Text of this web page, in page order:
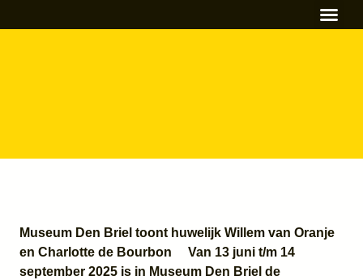
Museum Den Briel toont huwelijk Willem van Oranje
en Charlotte de Bourbon Van 13 juni t/m 14
september 2025 is in Museum Den Briel de